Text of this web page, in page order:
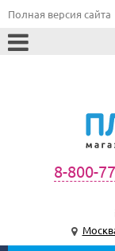
Полная версия сайта
8-800-